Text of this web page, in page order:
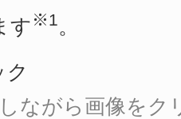
す ※1。
ながら画像をク